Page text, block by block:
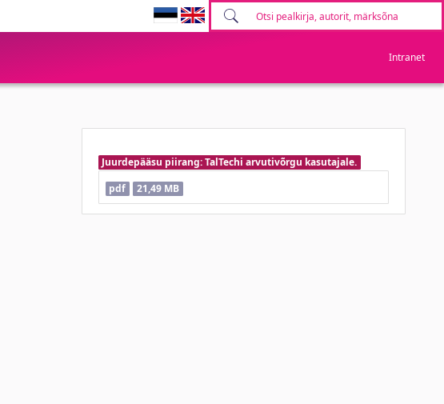
Intranet
Juurdepääsu piirang: TalTechi arvutivõrgu kasutajale.
pdf
21,49 MB